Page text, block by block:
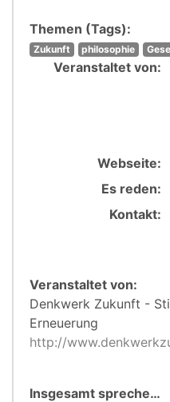
Themen (Tags):
Zukunft philosophie
Veranstaltet von:
Webseite:
Es reden:
Kontakt:
Veranstaltet von:
Denkwerk Zukunft -
Erneuerung
http://
Insgesamt sprechen: